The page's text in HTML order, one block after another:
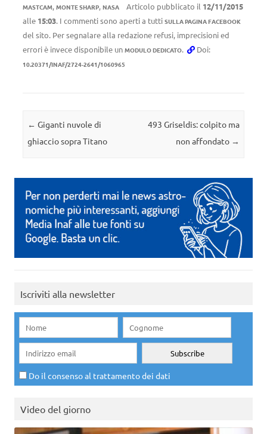
MASTCAM, MONTE SHARP, NASA Articolo pubblicato il 12/11/2015
alle 15:03. I commenti sono aperti a tutti SULLA PAGINA FACEBOOK
del sito. Per segnalare alla redazione refusi, imprecisioni ed
errori è invece disponibile un MODULO DEDICATO. Doi:
10.20371/INAF/2724-2641/1060965
Navigazione articolo
← Giganti nuvole di
ghiaccio sopra Titano
493 Griseldis: colpito ma
non affondato →
Iscriviti alla newsletter
Do il consenso al trattamento dei dati
Video del giorno